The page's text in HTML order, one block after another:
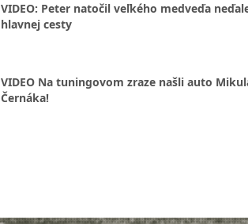
VIDEO: Peter natočil veľkého medveďa
hlavnej cesty
VIDEO Na tuningovom zraze našli auto
Černáka!